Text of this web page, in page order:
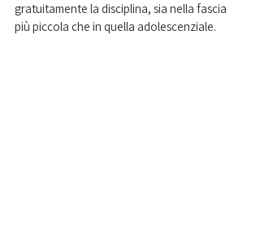
gratuitamente la disciplina, sia nella fascia
più piccola che in quella adolescenziale.